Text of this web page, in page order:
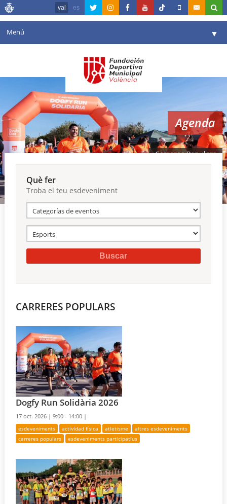
val es
Menú ▼
Agenda
Instal·lacions
Comunicació ▼
València en esport ▼
Reserves
Agenda
Carreres Populars
Què fer
Troba el teu esdeveniment
CARRERES POPULARS
Dogfy Run Solidària 2026
17 oct. 2026 |9:00 - 14:00 |
esdeveniments actividad física atletisme
altres esdeveniments
carreres populars
esdeveniments participatius